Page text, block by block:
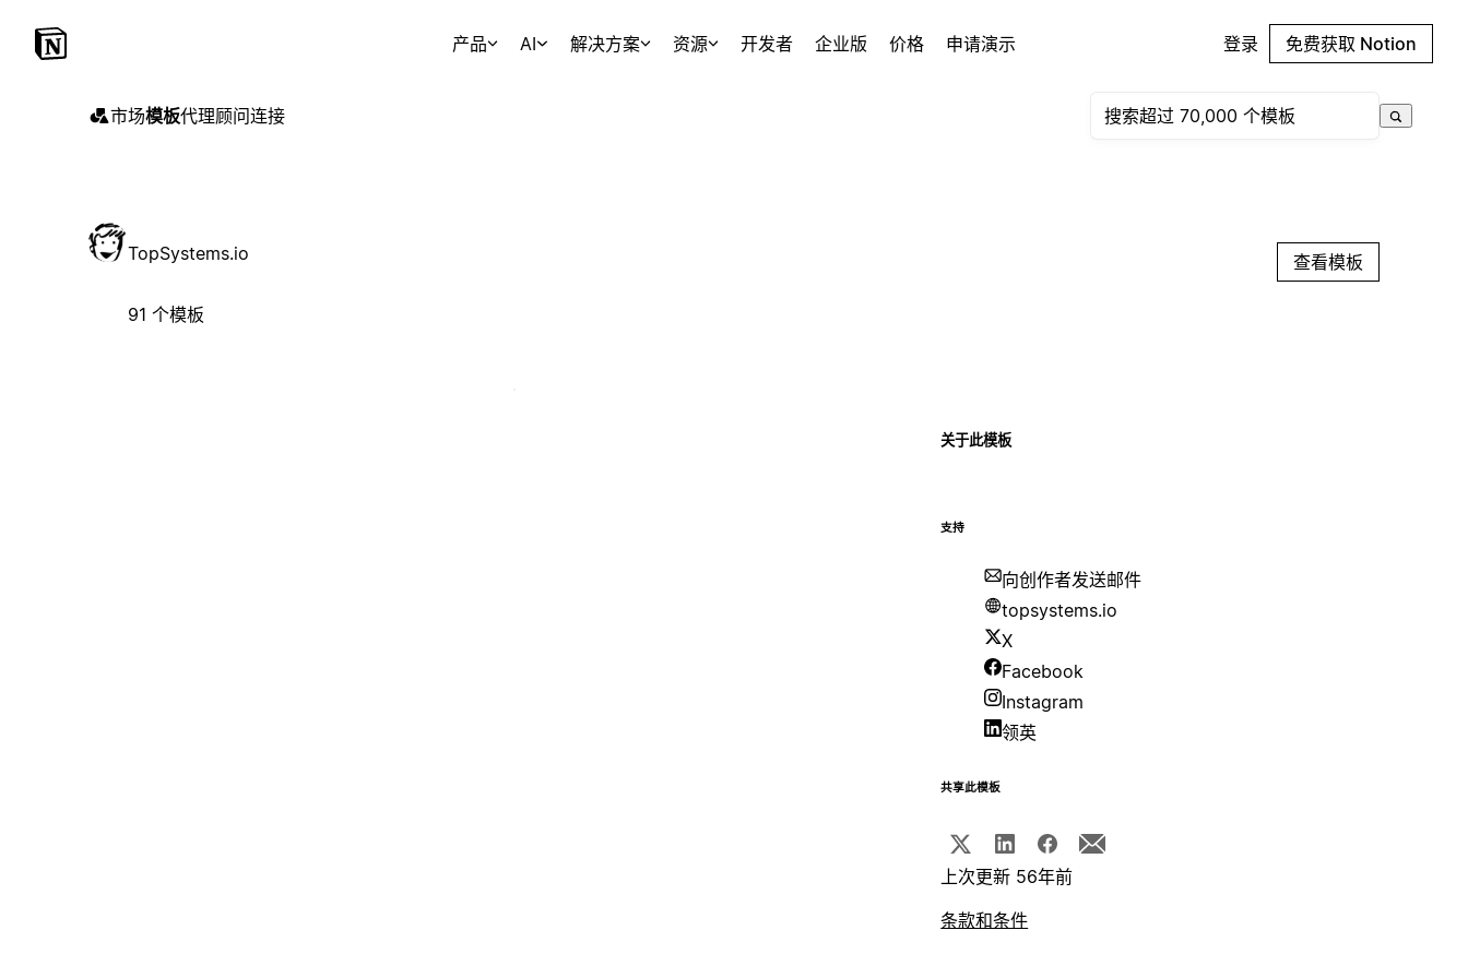
产品 AI 解决方案 资源 开发者 企业版 价格 申请演示 登录 免费获取 Notion
市场模板代理顾问连接
TopSystems.io
91 个模板
查看模板
关于此模板
支持
向创作者发送邮件
topsystems.io
X
Facebook
Instagram
领英
共享此模板
上次更新 56年前
条款和条件